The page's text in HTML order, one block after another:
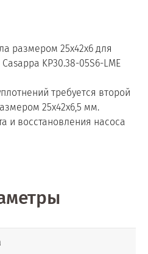
размером 25x42x6 для
KP30.38-05S6-LME
требуется второй
25x42x6,5 мм.
и восстановления насоса